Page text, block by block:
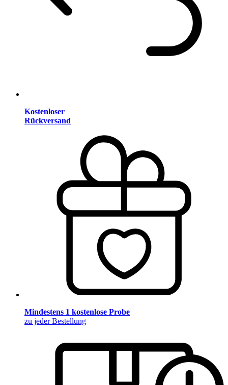
Kostenloser
Rückversand
Mindestens 1 kostenlose Probe
zu jeder Bestellung